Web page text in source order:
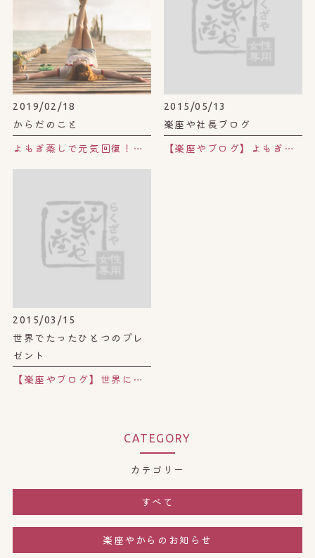
2019/02/18
からだのこと
よもぎ蒸しで元気回復！自分の機嫌は自分でとろう♪
2015/05/13
楽座や社長ブログ
【楽座やブログ】よもぎ茶のココがスゴい！！
2015/03/15
世界でたったひとつのプレ
ゼント
【楽座やブログ】世界にたったひとつの、湯のみ。
CATEGORY
カテゴリー
すべて
楽座やからのお知らせ